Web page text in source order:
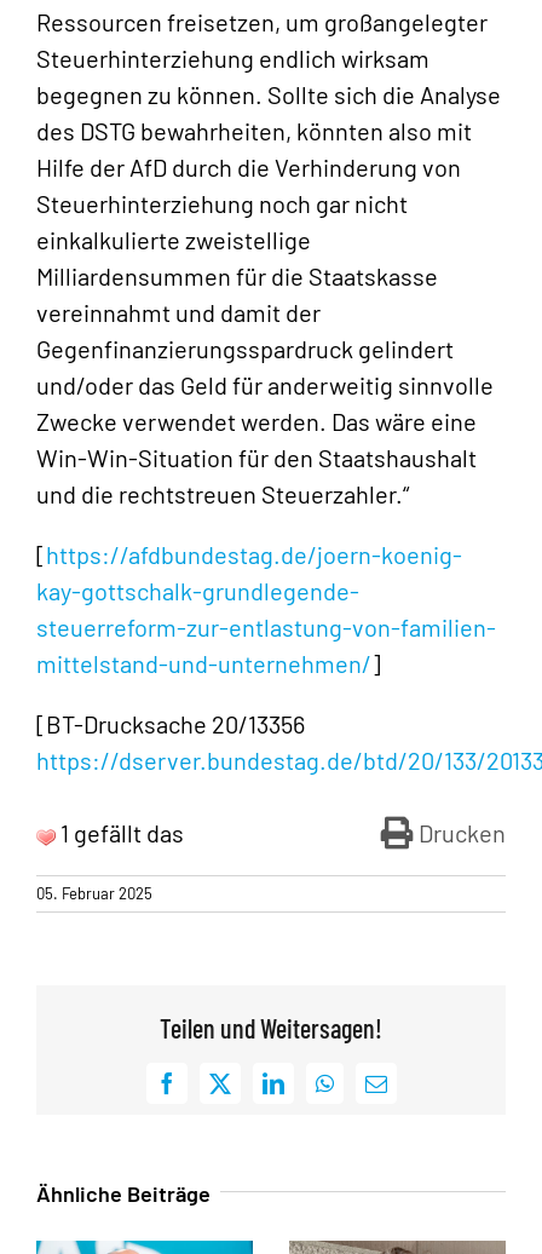
Ressourcen freisetzen, um großangelegter
Steuerhinterziehung endlich wirksam
begegnen zu können. Sollte sich die Analyse
des DSTG bewahrheiten, könnten also mit
Hilfe der AfD durch die Verhinderung von
Steuerhinterziehung noch gar nicht
einkalkulierte zweistellige
Milliardensummen für die Staatskasse
vereinnahmt und damit der
Gegenfinanzierungsspardruck gelindert
und/oder das Geld für anderweitig sinnvolle
Zwecke verwendet werden. Das wäre eine
Win-Win-Situation für den Staatshaushalt
und die rechtstreuen Steuerzahler.“
[https://afdbundestag.de/joern-koenig-
kay-gottschalk-grundlegende-
steuerreform-zur-entlastung-von-familien-
mittelstand-und-unternehmen/]
[BT-Drucksache 20/13356
https://dserver.bundestag.de/btd/20/133/
Drucken
1 gefällt das
05. Februar 2025
Teilen und Weitersagen!
Facebook
X LinkedInWhatsApp
E-
Ähnliche Beiträge